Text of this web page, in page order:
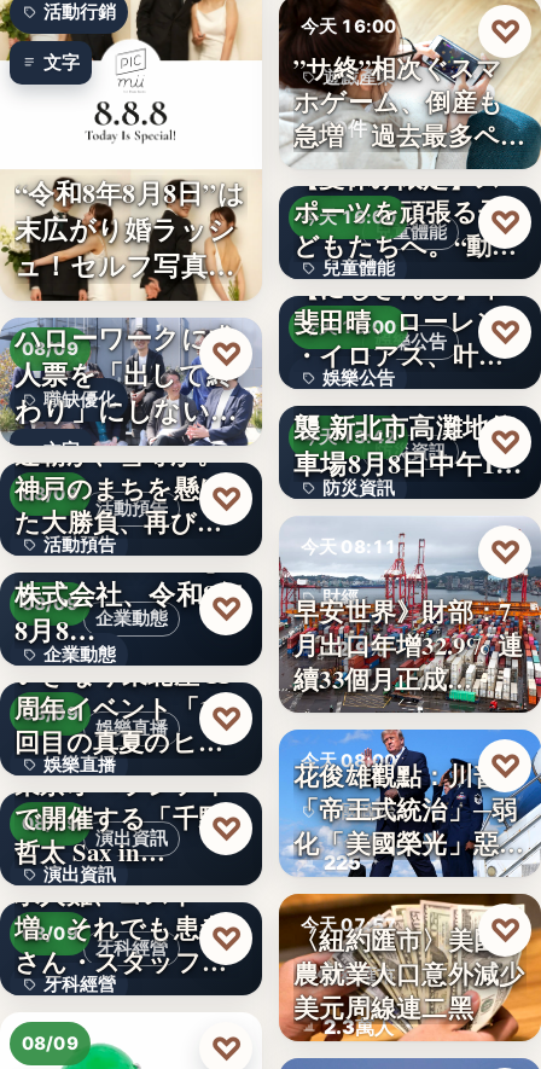
活動行銷
文字
“令和8年8月8日”は
末広がり婚ラッシ
ュ！セルフ写真館
「…
08/09
職缺優化
文字
ハローワークに求
人票を「出して終
わり」にしない。
求人票・…
♡
活動預告
08/09
活動預告
300人
連覇か、雪辱か。
神戸のまちを懸け
た大勝負、再び！
…
♡
企業動態
08/09
企業動態
文字
Internnect Group
株式会社、令和8年
8月8…
♡
娛樂直播
08/09
娛樂直播
11
いぎなり東北産 11
周年イベント「11
回目の真夏のヒロ
イ…
♡
演出資訊
08/09
演出資訊
3
東京オペラシティ
で開催する「千野
哲太 Sax in…
♡
牙科經營
08/09
牙科經營
3,700万円
求人難、コスト
増。それでも患者
さん・スタッフ・
院長を豊か…
♡
08/09 ♡
今天 16:00
遊戲產業
10件
”サ終”相次ぐスマ
ホゲーム、倒産も
急増 過去最多ペー
スで…
♡
兒童體能
今天 16:00
兒童體能
0円
【夏休み限定】ス
ポーツを頑張る子
どもたちへ。“動け
る身体…
♡
娛樂公告
今天 16:00
娛樂公告
30
【にじさんじ】甲
斐田晴、ローレン
・イロアス、叶ワ
ンマンラ…
♡
防災資訊
今天 13:42
防災資訊
文字
因應白海豚颱風來
襲 新北市高灘地停
車場8月8日中午12
時…
♡
今天 08:11
財經
32.9%
早安世界》財部：7
月出口年增32.9% 連
續33個月正成…
♡
今天 08:00
美國政治
225
花俊雄觀點：川普
「帝王式統治」─弱
化「美國榮光」惡化
「民…
♡
今天 07:57
財經匯市
2.3萬人
〈紐約匯市〉美國非
農就業人口意外減少
美元周線連二黑
♡